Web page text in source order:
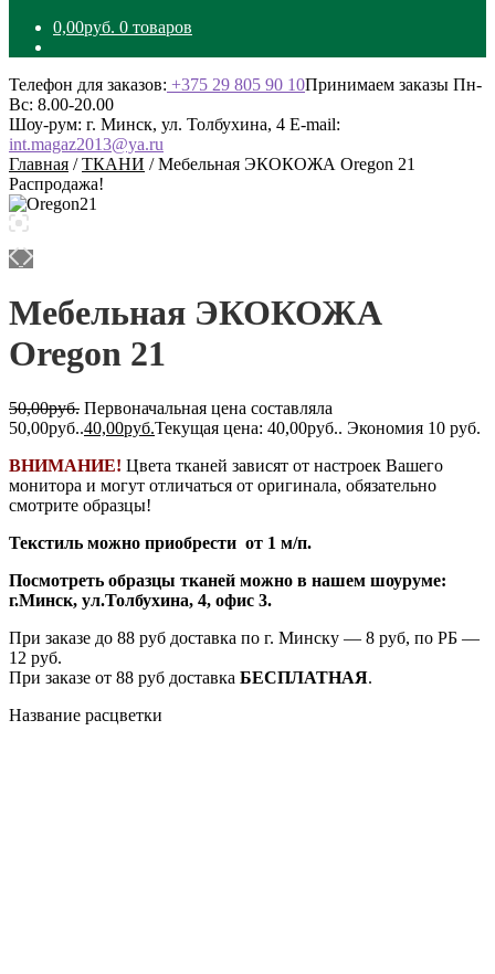
0,00руб. 0 товаров
Телефон для заказов: +375 29 805 90 10Принимаем заказы Пн-
Вс: 8.00-20.00
Шоу-рум: г. Минск, ул. Толбухина, 4 E-mail:
int.magaz2013@ya.ru
Главная /ТКАНИ /Мебельная ЭКОКОЖА Oregon 21
Распродажа!
Мебельная ЭКОКОЖА
Oregon 21
50,00руб. Первоначальная цена составляла
50,00руб..40,00руб.Текущая цена: 40,00руб.. Экономия 10 руб.
ВНИМАНИЕ! Цвета тканей зависят от настроек Вашего
монитора и могут отличаться от оригинала, обязательно
смотрите образцы!
Текстиль можно приобрести от 1 м/п.
Посмотреть образцы тканей можно в нашем шоуруме:
г.Минск, ул.Толбухина, 4, офис 3.
При заказе до 88 руб доставка по г. Минску — 8 руб, по РБ —
12 руб.
При заказе от 88 руб доставка БЕСПЛАТНАЯ.
Название расцветки